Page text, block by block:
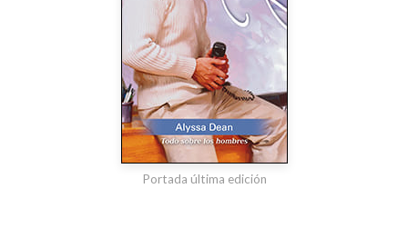
Portada última edición